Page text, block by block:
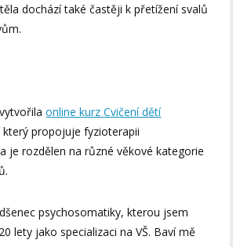
dochází také častěji k přetížení svalů
online kurz Cvičení dětí
který propojuje fyzioterapii
je rozdělen na různé věkové kategorie
psychosomatiky, kterou jsem
lety jako specializaci na VŠ. Baví mě